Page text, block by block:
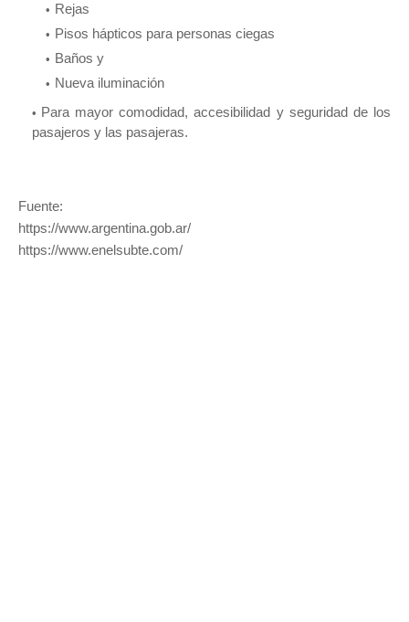
Rejas
Pisos hápticos para personas ciegas
Baños y
Nueva iluminación
Para mayor comodidad, accesibilidad y seguridad de los
pasajeros y las pasajeras.
Fuente:
https://www.argentina.gob.ar/
https://www.enelsubte.com/